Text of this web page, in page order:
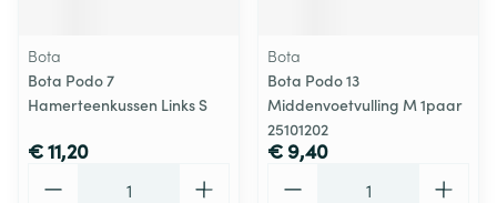
Bota
Bota Podo 7
Hamerteenkussen Links S
€ 11,20
Bota
Bota Podo 13
Middenvoetvulling M 1paar
25101202
€ 9,40